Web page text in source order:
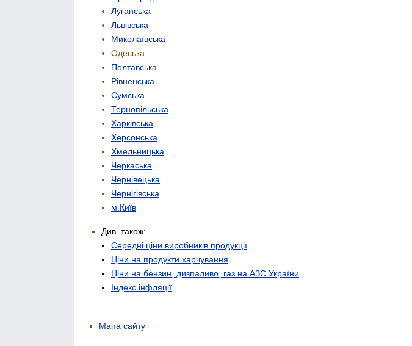
Луганська
Львівська
Миколаївська
Одеська
Полтавська
Рівненська
Сумська
Тернопільська
Харківська
Херсонська
Хмельницька
Черкаська
Чернівецька
Чернігівська
м.Київ
Див. також:
Середні ціни виробників продукції
Ціни на продукти харчування
Ціни на бензин, дизпаливо, газ на АЗС України
Індекс інфляції
Мапа сайту